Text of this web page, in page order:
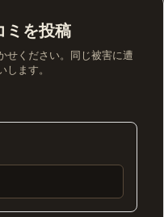
ミを投稿
せください。同じ被害に遭
ます。